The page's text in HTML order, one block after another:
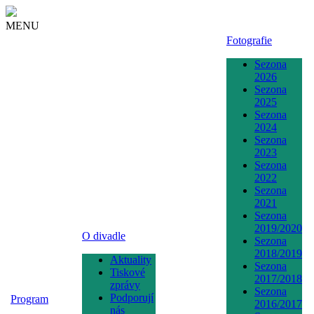
MENU
Program
O divadle
Aktuality
Tiskové
zprávy
Podporují
nás
Fotografie
Sezona
2026
Sezona
2025
Sezona
2024
Sezona
2023
Sezona
2022
Sezona
2021
Sezona
2019/2020
Sezona
2018/2019
Sezona
2017/2018
Sezona
2016/2017